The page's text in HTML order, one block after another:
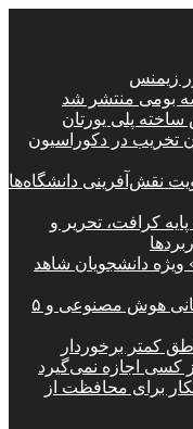
زیمنس
بومی منتشر شد
ساخته پلی یورتان
تخریب در دکوراسیون
نقش‌آفرینی دانشگاه‌ها
کرافت، تحریر و
دانشجویان شاهد
سرمایه‌گذاری روی هسته‌های نخبگانی هوش مصنوعی و ۵
کمتر برخوردار
کسی اجازه نمی‌گیرد
برای محافظت از